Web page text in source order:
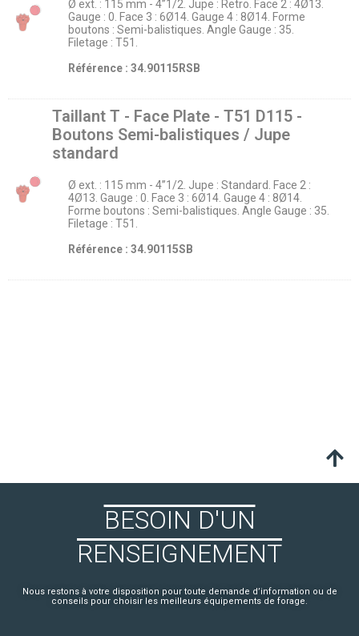
Ø ext. : 115 mm - 4’’1/2. Jupe : Retro. Face 2 : 4Ø13.
Gauge : 0. Face 3 : 6Ø14. Gauge 4 : 8Ø14. Forme
boutons : Semi-balistiques. Angle Gauge : 35.
Filetage : T51.
Référence : 34.90115RSB
Taillant T - Face Plate - T51 D115 -
Boutons Semi-balistiques / Jupe
standard
Ø ext. : 115 mm - 4’’1/2. Jupe : Standard. Face 2 :
4Ø13. Gauge : 0. Face 3 : 6Ø14. Gauge 4 : 8Ø14.
Forme boutons : Semi-balistiques. Angle Gauge : 35.
Filetage : T51.
Référence : 34.90115SB
BESOIN D'UN
RENSEIGNEMENT
Nous restons à votre disposition pour toute demande d’information ou de
conseils pour choisir les meilleurs équipements de forage.